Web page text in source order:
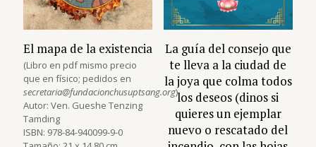
El mapa de la existencia
(Libro en pdf mismo precio
que en físico; pedidos en
secretaria@fundacionchusuptsang.org)
Autor: Ven. Gueshe Tenzing
Tamding
ISBN: 978-84-940099-9-0
La guía del consejo que
te lleva a la ciudad de
la joya que colma todos
los deseos (dinos si
quieres un ejemplar
nuevo o rescatado del